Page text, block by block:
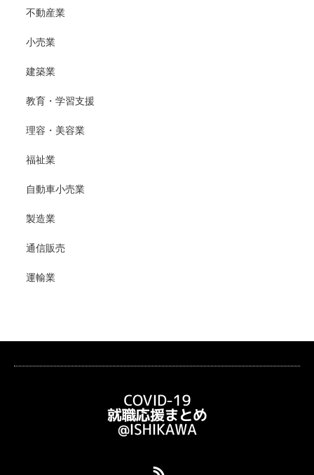
不動産業
小売業
建築業
教育・学習支援
理容・美容業
福祉業
自動車小売業
製造業
通信販売
運輸業